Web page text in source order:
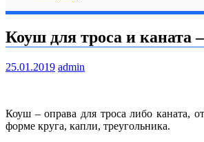
Коуш для троса и каната
25.01.2019 admin
Коуш – оправа для троса либо каната,
форме круга, капли, треугольника.